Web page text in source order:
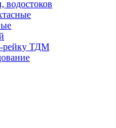
водостоков
рейку ТДМ